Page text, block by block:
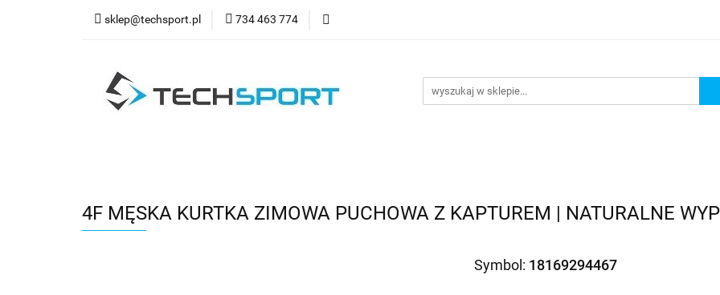
sklep@techsport.pl 734 463 774
WYPRZEDAŻ
4F MĘSKA KURTKA ZIMOWA PUCHOWA Z KAPTUREM | NATURALNE
Symbol: 18169294467